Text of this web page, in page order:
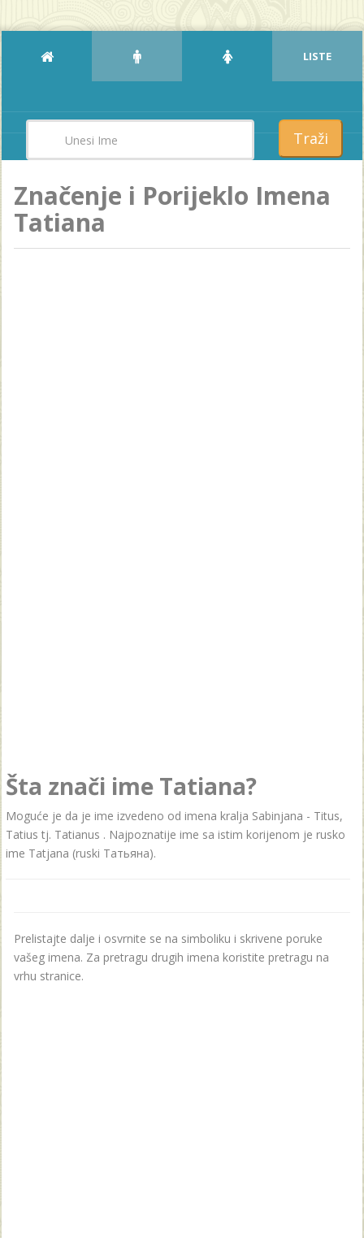
LISTE
Traži
Značenje i Porijeklo Imena
Tatiana
Šta znači ime Tatiana?
Moguće je da je ime izvedeno od imena kralja Sabinjana - Titus,
Tatius tj. Tatianus . Najpoznatije ime sa istim korijenom je rusko
ime Tatjana (ruski Татьяна).
Prelistajte dalje i osvrnite se na simboliku i skrivene poruke
vašeg imena. Za pretragu drugih imena koristite pretragu na
vrhu stranice.